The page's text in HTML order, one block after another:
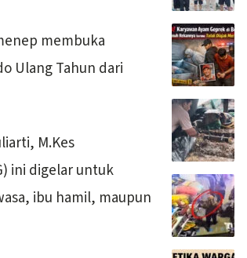
membuka
Ulang Tahun dari
M.Kes
ini digelar untuk
ibu hamil, maupun